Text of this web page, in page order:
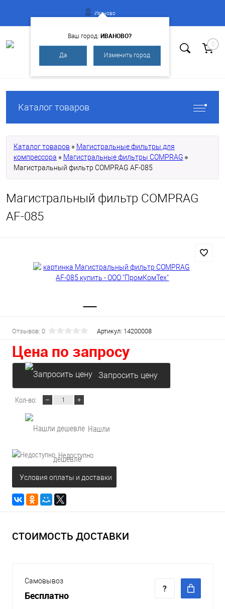
Регистрация
Иваново
Ваш город: ИВАНОВО?
Да Изменить город
0
Каталог товаров
Каталог товаров
Магистральные фильтры для
компрессора
Магистральные фильтры COMPRAG
Магистральный фильтр COMPRAG AF-085
Магистральный фильтр COMPRAG
AF-085
Отзывов: 0 Артикул: 14200008
Цена по запросу
Запросить цену
Кол-во:
Нашли
дешевле
Недоступно
Условия оплаты и доставки
СТОИМОСТЬ ДОСТАВКИ
Самовывоз
Бесплатно